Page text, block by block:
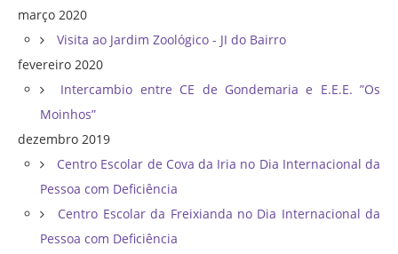
março 2020
Visita ao Jardim Zoológico - JI do Bairro
fevereiro 2020
Intercambio entre CE de Gondemaria e E.E.E. ”Os
Moinhos”
dezembro 2019
Centro Escolar de Cova da Iria no Dia Internacional da
Pessoa com Deficiência
Centro Escolar da Freixianda no Dia Internacional da
Pessoa com Deficiência